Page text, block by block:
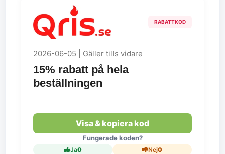
RABATTKOD
2026-06-05 | Gäller tills vidare
15% rabatt på hela
beställningen
Visa & kopiera kod
Fungerade koden?
Ja0 Nej0